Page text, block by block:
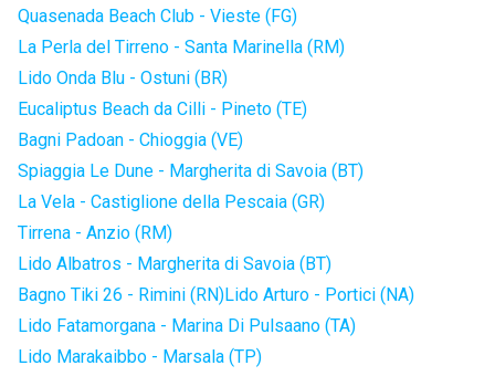
Quasenada Beach Club - Vieste (FG)
La Perla del Tirreno - Santa Marinella (RM)
Lido Onda Blu - Ostuni (BR)
Eucaliptus Beach da Cilli - Pineto (TE)
Bagni Padoan - Chioggia (VE)
Spiaggia Le Dune - Margherita di Savoia (BT)
La Vela - Castiglione della Pescaia (GR)
Tirrena - Anzio (RM)
Lido Albatros - Margherita di Savoia (BT)
Bagno Tiki 26 - Rimini (RN)Lido Arturo - Portici (NA)
Lido Fatamorgana - Marina Di Pulsaano (TA)
Lido Marakaibbo - Marsala (TP)